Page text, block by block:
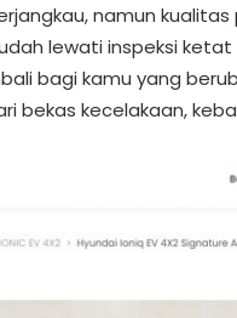
namun
lewati inspeksi
bagi kamu yang
bekas kecelakaan,